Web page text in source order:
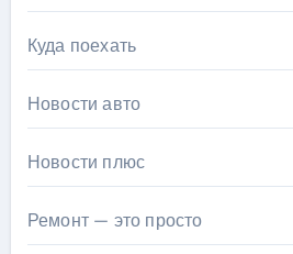
Куда поехать
Новости авто
Новости плюс
Ремонт — это просто